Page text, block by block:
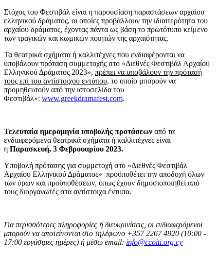
Στόχος του Φεστιβάλ είναι η παρουσίαση παραστάσεων αρχαίου
ελληνικού δράματος, οι οποίες προβάλλουν την ιδιαιτερότητα του
αρχαίου δράματος, έχοντας πάντα ως βάση το πρωτότυπο κείμενο
των τραγικών και κωμικών ποιητών της αρχαιότητας.
Τα θεατρικά σχήματα ή καλλιτέχνες που ενδιαφέρονται να
υποβάλουν πρόταση συμμετοχής στο «Διεθνές Φεστιβάλ Αρχαίου
Ελληνικού Δράματος 2023», πρέπει να υποβάλουν την πρότασή
τους επί του αντίστοιχου εντύπου, το οποίο μπορούν να
προμηθευτούν από την ιστοσελίδα του
Φεστιβάλ»: www.greekdramafest.com.
Τελευταία ημερομηνία υποβολής προτάσεων από τα
ενδιαφερόμενα θεατρικά σχήματα ή καλλιτέχνες είναι
η Παρασκευή, 3 Φεβρουαρίου 2023.
Υποβολή πρότασης για συμμετοχή στο «Διεθνές Φεστιβάλ
Αρχαίου Ελληνικού Δράματος» προϋποθέτει την αποδοχή όλων
των όρων και προϋποθέσεων, όπως έχουν δημοσιοποιηθεί από
τους διοργανωτές στα αντίστοιχα έντυπα.
Για περισσότερες πληροφορίες ή διευκρινίσεις, οι ενδιαφερόμενοι
μπορούν να αποτείνονται στο τηλέφωνο +357 2267 4920 (10:00 -
17:00 εργάσιμες ημέρες) ή μέσω email: info@ccoiti.org.cy